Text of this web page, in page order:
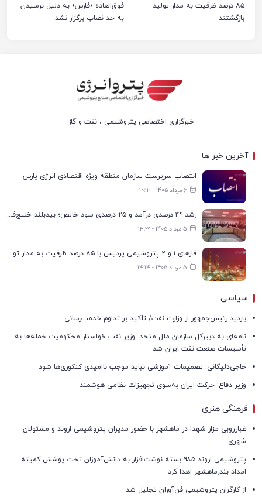
۸۵ درصد ظرفیت به مدار تولید
بازگشتند
فوق‌العاده «فارس» به دلیل نرسیدن
به حد نصاب برگزار نشد
خبرگزاری اختصاصی پتروشیمی ، نفت و گاز
آخرین خبر ها
انتصاب سرپرست سازمان منطقه ویژه اقتصادی انرژی پارس
6 مرداد 1405 - ۱۰:۱۳
رشد ۴۹ درصدی درآمد و ۲۵ درصدی سود خالص؛ بیدبلند خلیج‌فارس سال ۱۴۰۴ را با رکوردهای جدید به پایان رساند
5 مرداد 1405 - ۱۴:۲۹
فازهای ۱ و ۲ پتروشیمی پردیس با ۸۵ درصد ظرفیت به مدار تولید بازگشتند
5 مرداد 1405 - ۱۴:۱۴
سیاسی
بازدید رئیس‌جمهور از وزارت نفت/ تأکید بر تداوم خدمت‌رسانی
نامه‌ای به دبیرکل سازمان ملل متحد: وزیر نفت خواستار محکومیت حمله‌ها به
تأسیسات صنعت نفت ایران شد
حاجی‌دلیگانی: تصمیمات آموزشی نباید موجب ناامیدی کنکوری‌ها شود
وزیر دفاع: حرکت ایران به‌سوی تجهیزات نظامی هوشمند
فرهنگی هنری
غبارروبی مزار شهدا در ماهشهر با حضور مدیران پتروشیمی اروند و مسئولان
شهری
پتروشیمی اروند ۹۸۵ بسته نوشت‌افزار به دانش‌آموزان تحت پوشش کمیته
امداد بندرماهشهر اهدا کرد
از کارگران پتروشیمی فن‌آوران تجلیل شد